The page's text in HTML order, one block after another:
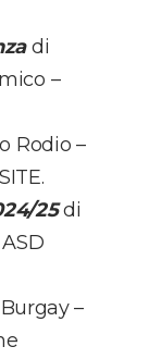
di
–
Rodio –
25di
–